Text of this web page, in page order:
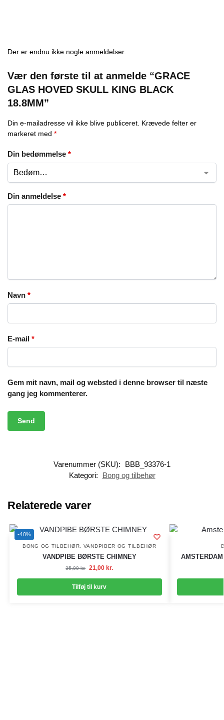
Der er endnu ikke nogle anmeldelser.
Vær den første til at anmelde “GRACE
GLAS HOVED SKULL KING BLACK
18.8MM”
Din e-mailadresse vil ikke blive publiceret. Krævede felter er
markeret med *
Din bedømmelse *
Din anmeldelse *
Navn *
E-mail *
Gem mit navn, mail og websted i denne browser til næste
gang jeg kommenterer.
Varenummer (SKU):
BBB_93376-1
Kategori:
Bong og tilbehør
Relaterede varer
-40%
BONG OG TILBEHØR VANDPIBER OG TILBEHØR
VANDPIBE BØRSTE CHIMNEY
35,00kr. 21,00kr.
Tilføj til kurv